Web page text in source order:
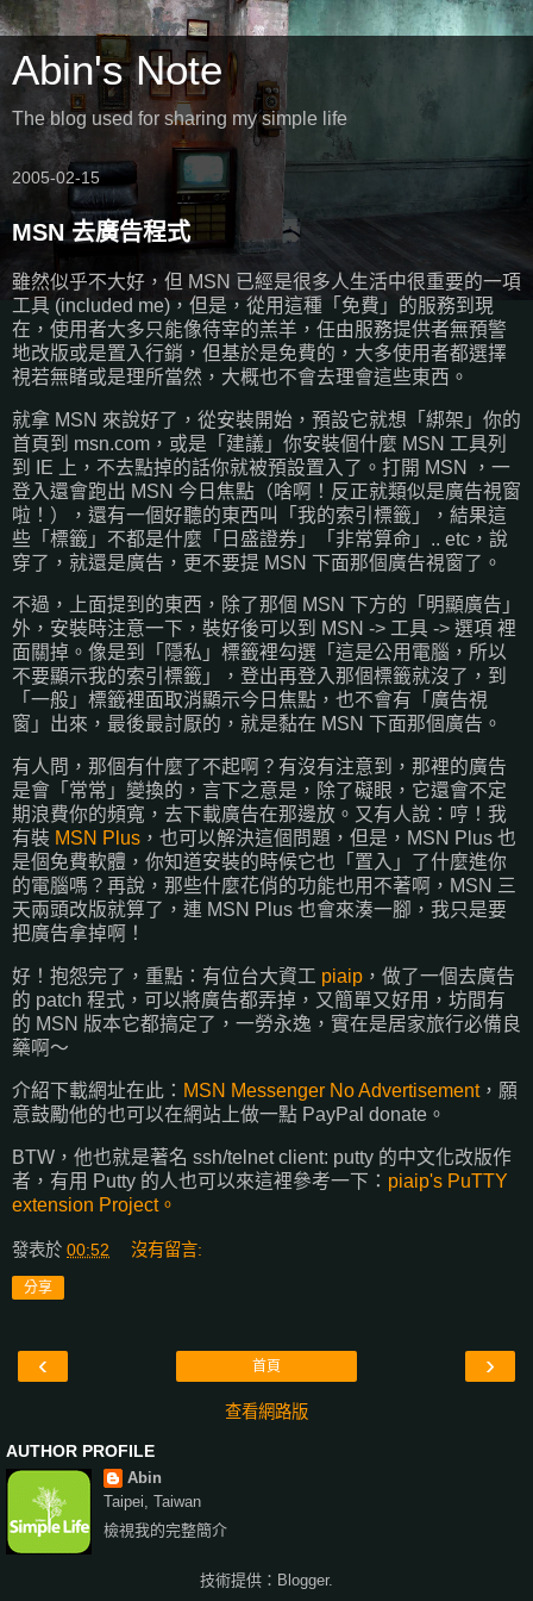
Abin's Note
The blog used for sharing my simple life
2005-02-15
MSN 去廣告程式
雖然似乎不大好，但 MSN 已經是很多人生活中很重要的一項
工具 (included me)，但是，從用這種「免費」的服務到現
在，使用者大多只能像待宰的羔羊，任由服務提供者無預警
地改版或是置入行銷，但基於是免費的，大多使用者都選擇
視若無睹或是理所當然，大概也不會去理會這些東西。
就拿 MSN 來說好了，從安裝開始，預設它就想「綁架」你的
首頁到 msn.com，或是「建議」你安裝個什麼 MSN 工具列
到 IE 上，不去點掉的話你就被預設置入了。打開 MSN ，一
登入還會跑出 MSN 今日焦點（啥啊！反正就類似是廣告視窗
啦！），還有一個好聽的東西叫「我的索引標籤」，結果這
些「標籤」不都是什麼「日盛證券」「非常算命」.. etc，說
穿了，就還是廣告，更不要提 MSN 下面那個廣告視窗了。
不過，上面提到的東西，除了那個 MSN 下方的「明顯廣告」
外，安裝時注意一下，裝好後可以到 MSN -> 工具 -> 選項 裡
面關掉。像是到「隱私」標籤裡勾選「這是公用電腦，所以
不要顯示我的索引標籤」，登出再登入那個標籤就沒了，到
「一般」標籤裡面取消顯示今日焦點，也不會有「廣告視
窗」出來，最後最討厭的，就是黏在 MSN 下面那個廣告。
有人問，那個有什麼了不起啊？有沒有注意到，那裡的廣告
是會「常常」變換的，言下之意是，除了礙眼，它還會不定
期浪費你的頻寬，去下載廣告在那邊放。又有人說：哼！我
有裝 MSN Plus ，也可以解決這個問題，但是，MSN Plus 也
是個免費軟體，你知道安裝的時候它也「置入」了什麼進你
的電腦嗎？再說，那些什麼花俏的功能也用不著啊，MSN 三
天兩頭改版就算了，連 MSN Plus 也會來湊一腳，我只是要
把廣告拿掉啊！
好！抱怨完了，重點：有位台大資工 piaip ，做了一個去廣告
的 patch 程式，可以將廣告都弄掉，又簡單又好用，坊間有
的 MSN 版本它都搞定了，一勞永逸，實在是居家旅行必備良
藥啊～
介紹下載網址在此： MSN Messenger No Advertisement，願
意鼓勵他的也可以在網站上做一點 PayPal donate。
BTW，他也就是著名 ssh/telnet client: putty 的中文化改版作
者，有用 Putty 的人也可以來這裡參考一下： piaip's PuTTY
extension Project。
發表於 00:52 沒有留言:
分享
‹ ›
首頁
查看網路版
AUTHOR PROFILE
Abin
Taipei, Taiwan
檢視我的完整簡介
技術提供： Blogger.